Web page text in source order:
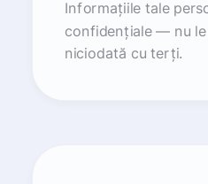
Informațiile tale
confidențiale — nu
niciodată cu terți.